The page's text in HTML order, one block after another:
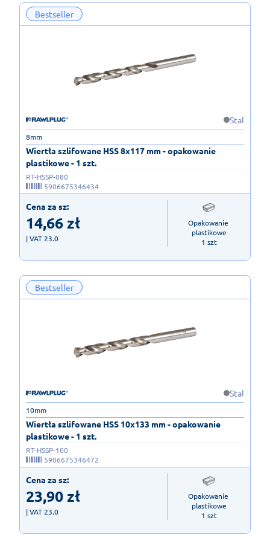
Bestseller
Stal
Wiertła szlifowane HSS 8x117 mm - opakowanie
plastikowe - 1 szt.
8mm
RT-HSSP-080
5906675346434
Cena za sz:
14,66zł
| VAT 23.0
Opakowanie
plastikowe
1 szt
Bestseller
Stal
Wiertła szlifowane HSS 10x133 mm - opakowanie
plastikowe - 1 szt.
10mm
RT-HSSP-100
5906675346472
Cena za sz:
23,90zł
| VAT 23.0
Opakowanie
plastikowe
1 szt